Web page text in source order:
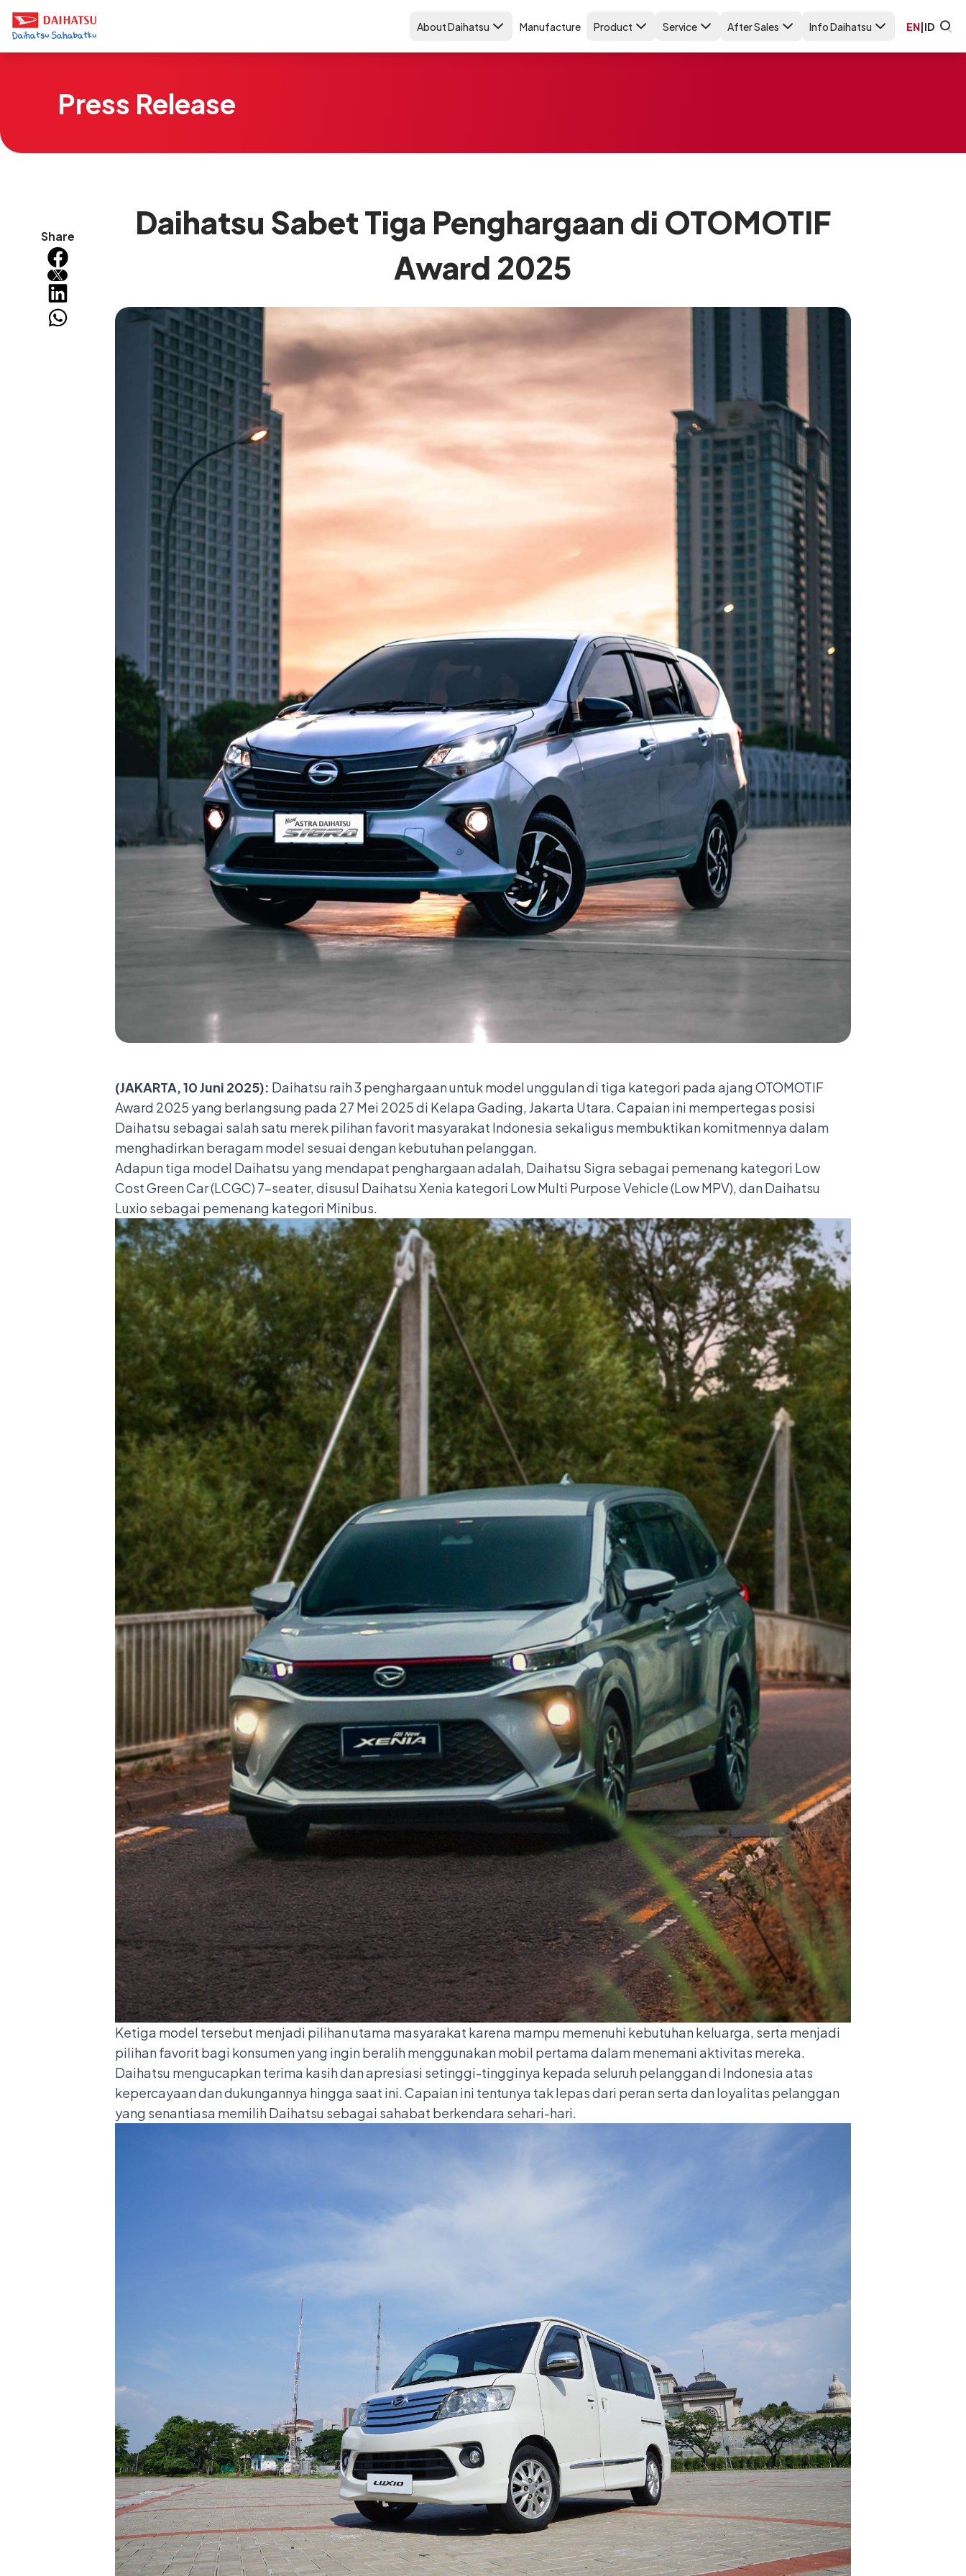
About Daihatsu Manufacture Product Service After Sales Info Daihatsu EN|ID
Press Release
Share
Daihatsu Sabet Tiga Penghargaan di OTOMOTIF
Award 2025
(JAKARTA, 10 Juni 2025): Daihatsu raih 3 penghargaan untuk model unggulan di tiga kategori pada ajang OTOMOTIF
Award 2025 yang berlangsung pada 27 Mei 2025 di Kelapa Gading, Jakarta Utara. Capaian ini mempertegas posisi
Daihatsu sebagai salah satu merek pilihan favorit masyarakat Indonesia sekaligus membuktikan komitmennya dalam
menghadirkan beragam model sesuai dengan kebutuhan pelanggan.
Adapun tiga model Daihatsu yang mendapat penghargaan adalah, Daihatsu Sigra sebagai pemenang kategori Low
Cost Green Car (LCGC) 7-seater, disusul Daihatsu Xenia kategori Low Multi Purpose Vehicle (Low MPV), dan Daihatsu
Luxio sebagai pemenang kategori Minibus.
Ketiga model tersebut menjadi pilihan utama masyarakat karena mampu memenuhi kebutuhan keluarga, serta menjadi
pilihan favorit bagi konsumen yang ingin beralih menggunakan mobil pertama dalam menemani aktivitas mereka.
Daihatsu mengucapkan terima kasih dan apresiasi setinggi-tingginya kepada seluruh pelanggan di Indonesia atas
kepercayaan dan dukungannya hingga saat ini. Capaian ini tentunya tak lepas dari peran serta dan loyalitas pelanggan
yang senantiasa memilih Daihatsu sebagai sahabat berkendara sehari-hari.